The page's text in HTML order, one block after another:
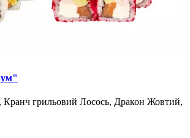
Кранч грильовий Лосось, Дракон Жовтий,